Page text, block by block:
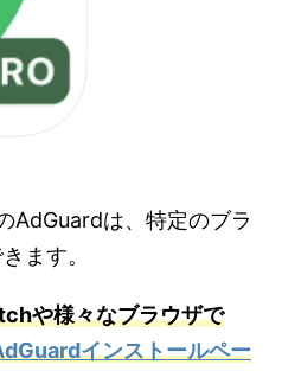
AdGuardは、特定のブラ
ます。
や様々なブラウザで
インストールペー